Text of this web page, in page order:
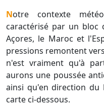
Notre contexte météorologique est actuellement
caractérisé par un bloc
Açores, le Maroc et
pressions remontent
n'est vraiment qu'à
aurons une poussée
ainsi qu'en direction du
carte ci-dessous.